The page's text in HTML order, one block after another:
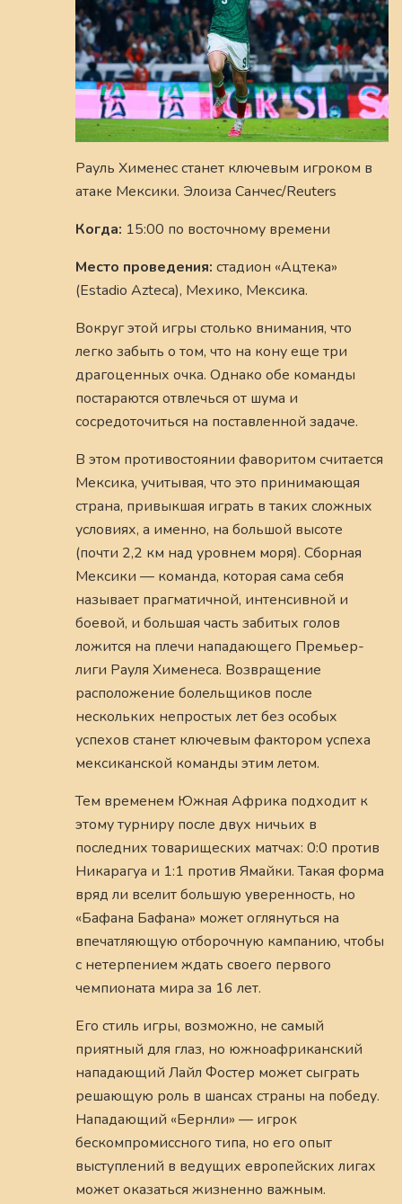
Рауль Хименес станет ключевым игроком в
атаке Мексики. Элоиза Санчес/Reuters
Когда: 15:00 по восточному времени
Место проведения: стадион «Ацтека»
(Estadio Azteca), Мехико, Мексика.
Вокруг этой игры столько внимания, что
легко забыть о том, что на кону еще три
драгоценных очка. Однако обе команды
постараются отвлечься от шума и
сосредоточиться на поставленной задаче.
В этом противостоянии фаворитом считается
Мексика, учитывая, что это принимающая
страна, привыкшая играть в таких сложных
условиях, а именно, на большой высоте
(почти 2,2 км над уровнем моря). Сборная
Мексики — команда, которая сама себя
называет прагматичной, интенсивной и
боевой, и большая часть забитых голов
ложится на плечи нападающего Премьер-
лиги Рауля Хименеса. Возвращение
расположение болельщиков после
нескольких непростых лет без особых
успехов станет ключевым фактором успеха
мексиканской команды этим летом.
Тем временем Южная Африка подходит к
этому турниру после двух ничьих в
последних товарищеских матчах: 0:0 против
Никарагуа и 1:1 против Ямайки. Такая форма
вряд ли вселит большую уверенность, но
«Бафана Бафана» может оглянуться на
впечатляющую отборочную кампанию, чтобы
с нетерпением ждать своего первого
чемпионата мира за 16 лет.
Его стиль игры, возможно, не самый
приятный для глаз, но южноафриканский
нападающий Лайл Фостер может сыграть
решающую роль в шансах страны на победу.
Нападающий «Бернли» — игрок
бескомпромиссного типа, но его опыт
выступлений в ведущих европейских лигах
может оказаться жизненно важным.